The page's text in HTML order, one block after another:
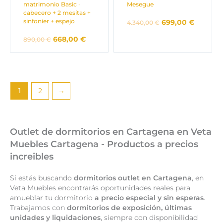
matrimonio Basic ·
cabecero + 2 mesitas +
sinfonier + espejo
890,00€ 668,00€
Mesegue
4.340,00€ 699,00€
1 2 →
Outlet de dormitorios en Cartagena en Veta
Muebles Cartagena - Productos a precios
increibles
Si estás buscando dormitorios outlet en Cartagena, en
Veta Muebles encontrarás oportunidades reales para
amueblar tu dormitorio a precio especial y sin esperas.
Trabajamos con dormitorios de exposición, últimas
unidades y liquidaciones, siempre con disponibilidad